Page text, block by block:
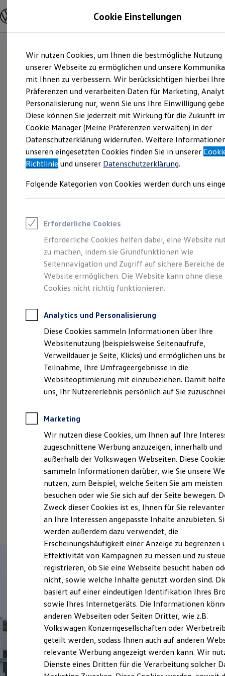
Hauptinhalt
springen
Footer
springen
Modelle und Konfigurator
Modelle vergleichen
Elektroautos
ENERGY Sondermodelle
Nutzfahrzeuge
SUV und CUV
Familienautos
Kombis
Kompaktwagen
Sportwagen
Schnell verfügbare Fahrzeuge
Angebote und Produkte
Aktuelle Angebote
E-Auto-Förderung
Volkswagen Marktplatz
Junge Gebrauchtwagen und Gebrauchtwagen
Saisonangebote
Leasing
Leasing-Angebote
Gebrauchtwagen Leasing
Junge Gebrauchtwagen-Leasing
Elektroauto Leasing
Kleinwagen-Leasing
Leasing ohne Anzahlung
Autokredit mit Schlussrate
Versicherungen und Garantien
Kfz-Versicherung
Restschuldversicherungen
Garantien
Wartungsverträge
Geschäftskunden
Professional Class bei Volkswagen
Großkunden
Behörden
Anpfiff zum Gewinn
Elektroautos
ID. Tutorials
Elektrofahrzeugkonzepte
Reichweite
Reichweite der ID. Modelle
Reichweite im Winter
Laden
Laden unterwegs
Laden Zuhause
Ladezeitensimulator
Batterie
Sicherheit
Garantie und Lebensdauer
Nachhaltigkeit
Technologie
Kosten und Kauf
Verbrauchskosten
Kaufoptionen
E-Auto-Förderung
Software und Konnektivität
Die ID. Software 6
ID. Software Versionen und Updates
Digitale Extras
Schnittstellen zu Ihrem ID.
Über 135 Jahre
Knubel
Versprochen ist versprochen.
Schon seit mehr als 135 Jahren überzeugt Knubel
der kompetente Ansprechpartner mit 9
VolkswagenStandorten im Münsterland. Finden
Sie hier die wichtigsten Infos zu unserem Betrieb,
wie beispielsweise die Öffnungszeiten, die
Standorte, unsere Teams oder unsere Social
Media Kanäle.
Wir freuen uns auf Ihren Besuch!
Cookie Einstellungen
Wir nutzen Cookies, um Ihnen die bestmögliche Nutzung
unserer Webseite zu ermöglichen und unsere
mit Ihnen zu verbessern. Wir berücksichtigen hierbei Ihre
Präferenzen und verarbeiten Daten für Marketing,
Personalisierung nur, wenn Sie uns Ihre Einwilligung
Diese können Sie jederzeit mit Wirkung für die Zukunft
Cookie Manager (Meine Präferenzen verwalten) in der
Datenschutzerklärung widerrufen. Weitere
unseren eingesetzten Cookies finden Sie in unserer
Richtlinie und unserer Datenschutzerklärung.
Folgende Kategorien von Cookies werden durch uns
Erforderliche Cookies
Erforderliche Cookies helfen dabei, eine Website
zu machen, indem sie Grundfunktionen wie
Seitennavigation und Zugriff auf sichere Bereiche
Website ermöglichen. Die Website kann ohne diese
Cookies nicht richtig funktionieren.
Analytics und Personalisierung
Diese Cookies sammeln Informationen über Ihre
Websitenutzung (beispielsweise Seitenaufrufe,
Verweildauer je Seite, Klicks) und ermöglichen uns
Teilnahme, Ihre Umfrageergebnisse in die
Websiteoptimierung mit einzubeziehen. Damit
uns, Ihr Nutzererlebnis persönlich auf Sie
Marketing
Wir nutzen diese Cookies, um Ihnen auf Ihre
zugeschnittene Werbung anzuzeigen, innerhalb und
außerhalb der Volkswagen Webseiten. Diese
sammeln Informationen darüber, wie Sie unsere
nutzen, zum Beispiel, welche Seiten Sie am meisten
besuchen oder wie Sie sich auf der Seite bewegen.
Zweck dieser Cookies ist es, Ihnen für Sie
an Ihre Interessen angepasste Inhalte anzubieten.
werden außerdem dazu verwendet, die
Erscheinungshäufigkeit einer Anzeige zu begrenzen
Effektivität von Kampagnen zu messen und zu
registrieren, ob Sie eine Webseite besucht haben
nicht, sowie welche Inhalte genutzt worden sind.
basiert auf einer eindeutigen Identifikation Ihres
sowie Ihres Internetgeräts. Die Informationen
anderen Webseiten oder Seiten Dritter, wie z.B.
Volkswagen Konzerngesellschaften oder
geteilt werden, sodass Ihnen auch auf anderen
relevante Werbung angezeigt werden kann. Wir
Dienste eines Dritten für die Verarbeitung solcher